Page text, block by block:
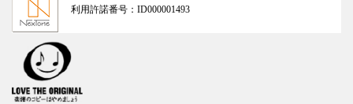
利用許諾番号： ID000001493